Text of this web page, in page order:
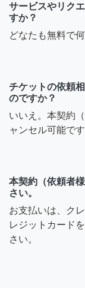
サービスやリク
すか？
どなたも無料で
チケットの依頼
のですか？
いいえ。本契約
ャンセル可能です
本契約（依頼者
さい。
お支払いは、ク
レジットカード
さい。